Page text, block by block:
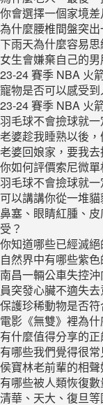
你會選擇一個家境
為什麼腰椎間盤突
下雨天為什麼容易思
女生會嫌棄自己的
23-24 賽季 NBA 火
寵物是否可以感受
23-24 賽季 NBA 火
羽毛球不會撿球就一
老婆趁我睡熟以後
老婆回娘家，要我去
你如何評價索尼微單
羽毛球不會撿球就一
可以講講你從一堆
鼻塞、眼睛紅腫、
受？
你知道哪些已經滅絕
自然界中有哪些紫色
南昌一輛公車失控
員突發心臟不適失
保護珍稀動物是否符
電影《無雙》裡為
有什麼值得分享的正
有哪些我們覺得很
侯寶林老前輩的相聲
有哪些被人類恢復
清華、天大、復旦